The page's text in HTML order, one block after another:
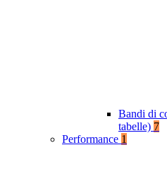
Bandi di
tabelle) 7
Performance 1